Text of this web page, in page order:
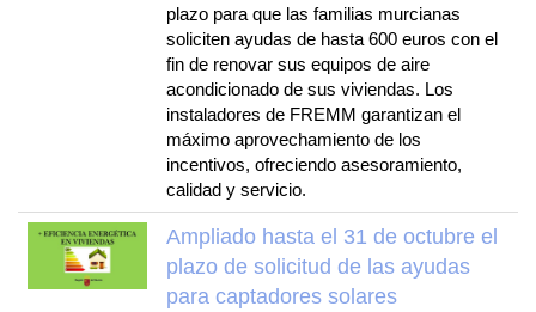
plazo para que las familias murcianas
soliciten ayudas de hasta 600 euros con el
fin de renovar sus equipos de aire
acondicionado de sus viviendas. Los
instaladores de FREMM garantizan el
máximo aprovechamiento de los
incentivos, ofreciendo asesoramiento,
calidad y servicio.
Ampliado hasta el 31 de octubre el
plazo de solicitud de las ayudas
para captadores solares